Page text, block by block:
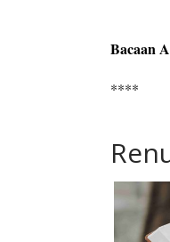
Bacaan
****